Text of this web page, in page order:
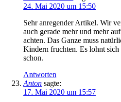
24. Mai 2020 um 15:50
Sehr anregender Artikel. Wir
auch gerade mehr und mehr
achten. Das Ganze muss
Kindern fruchten. Es lohnt
schon.
Antworten
Anton sagte:
17. Mai 2020 um 15:57